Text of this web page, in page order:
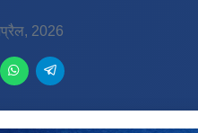
2026